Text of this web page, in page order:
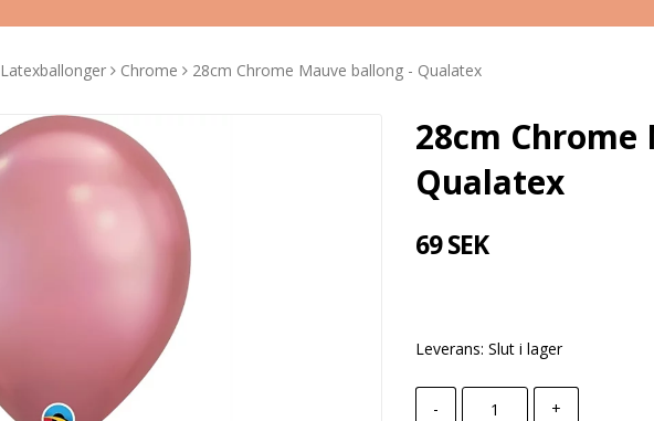
Latexballonger Chrome 28cm Chrome Mauve ballong - Qualatex
28cm
Qualatex
69 SEK
Leverans:Slut i lager
- +